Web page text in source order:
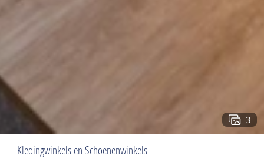
3
Kledingwinkels en Schoenenwinkels